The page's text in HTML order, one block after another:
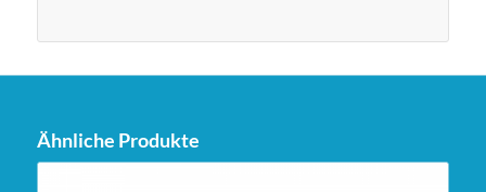
Ähnliche Produkte